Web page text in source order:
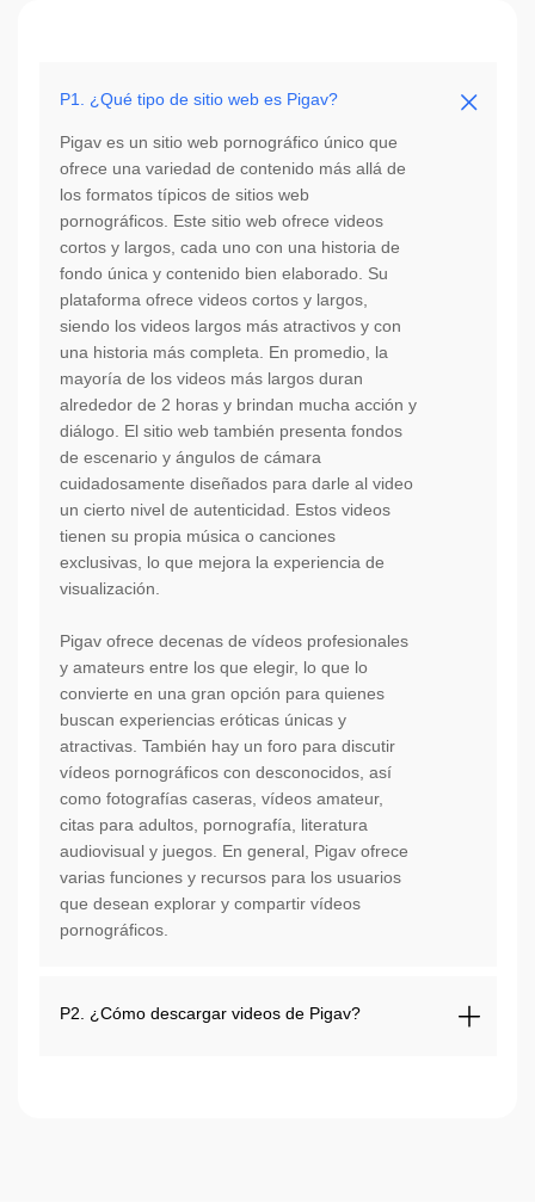
P1. ¿Qué tipo de sitio web es Pigav?
Pigav es un sitio web pornográfico único que
ofrece una variedad de contenido más allá de
los formatos típicos de sitios web
pornográficos. Este sitio web ofrece videos
cortos y largos, cada uno con una historia de
fondo única y contenido bien elaborado. Su
plataforma ofrece videos cortos y largos,
siendo los videos largos más atractivos y con
una historia más completa. En promedio, la
mayoría de los videos más largos duran
alrededor de 2 horas y brindan mucha acción y
diálogo. El sitio web también presenta fondos
de escenario y ángulos de cámara
cuidadosamente diseñados para darle al video
un cierto nivel de autenticidad. Estos videos
tienen su propia música o canciones
exclusivas, lo que mejora la experiencia de
visualización.
Pigav ofrece decenas de vídeos profesionales
y amateurs entre los que elegir, lo que lo
convierte en una gran opción para quienes
buscan experiencias eróticas únicas y
atractivas. También hay un foro para discutir
vídeos pornográficos con desconocidos, así
como fotografías caseras, vídeos amateur,
citas para adultos, pornografía, literatura
audiovisual y juegos. En general, Pigav ofrece
varias funciones y recursos para los usuarios
que desean explorar y compartir vídeos
pornográficos.
P2. ¿Cómo descargar videos de Pigav?